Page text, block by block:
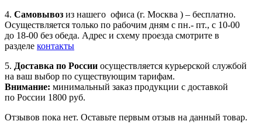
4. Самовывоз из нашего офиса (г. Москва ) – бесплатно.
Осуществляется только по рабочим дням с пн.- пт., с 10-00
до 18-00 без обеда. Адрес и схему проезда смотрите в
разделе контакты
5. Доставка по России осуществляется курьерской службой
на ваш выбор по существующим тарифам.
Внимание: минимальный заказ продукции с доставкой
по России 1800 руб.
Отзывов пока нет. Оставьте первым отзыв на данный товар.